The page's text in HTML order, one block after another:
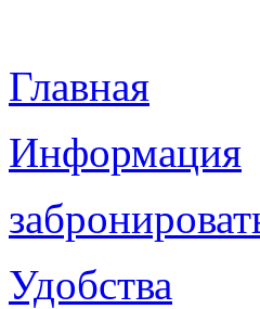
Главная
Информация
Удобства